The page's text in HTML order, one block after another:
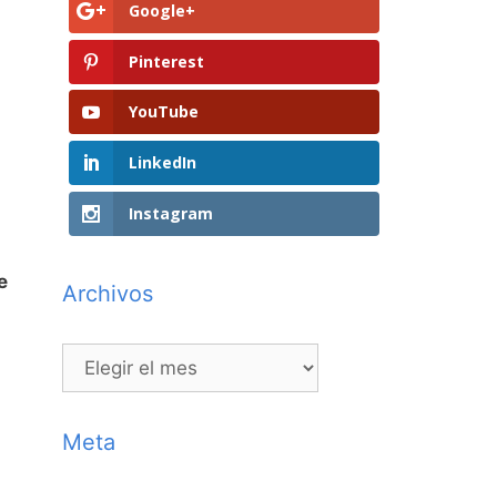
Google+
Pinterest
YouTube
LinkedIn
Instagram
Archivos
Archivos
Meta